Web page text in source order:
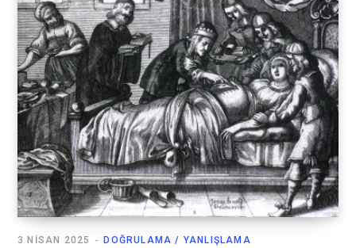
DOĞRULAMA / YANLIŞLAMA
3 NISAN 2025